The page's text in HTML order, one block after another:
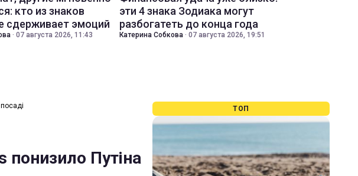
кто из знаков
сдерживает эмоций
· 07 августа 2026, 11:43
эти 4 знака Зодиака могут
разбогатеть до конца года
Катерина Собкова · 07 августа 2026, 19:51
понизило Путіна
ТОП